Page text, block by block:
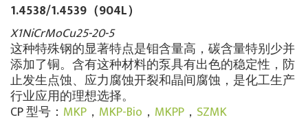
1.4538/1.4539（904L）
X1NiCrMoCu25-20-5
这种特殊钢的显著特点是钼含量高，碳含量特别少并
添加了铜。含有这种材料的泵具有出色的稳定性，防
止发生点蚀、应力腐蚀开裂和晶间腐蚀，是化工生产
行业应用的理想选择。
CP 型号： MKP ， MKP-Bio ， MKPP ， SZMK